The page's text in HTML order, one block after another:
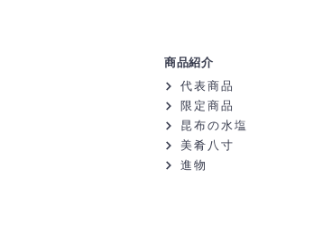
商品紹介
代表商品
限定商品
昆布の水塩
美肴八寸
進物